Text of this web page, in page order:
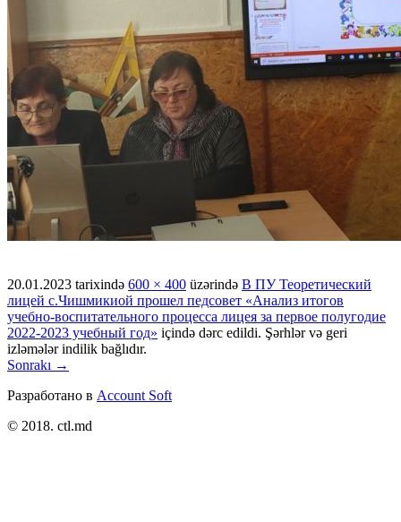
20.01.2023 tarixində 600 × 400 üzərində В ПУ Теоретический
лицей с.Чишмикиой прошел педсовет «Анализ итогов
учебно-воспитательного процесса лицея за первое полугодие
2022-2023 учебный год» içində dərc edildi. Şərhlər və geri
izləmələr indilik bağlıdır.
Sonrakı →
Разработано в Account Soft
© 2018. ctl.md